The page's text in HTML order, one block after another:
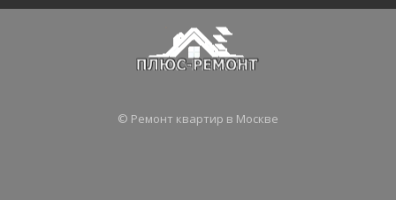
© Ремонт квартир в Москве